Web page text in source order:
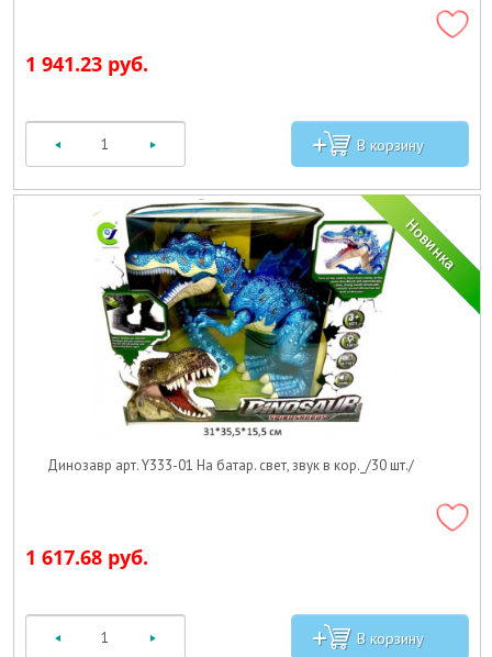
1 941.23 руб.
Динозавр арт. Y333-01 На батар. свет, звук в кор._/30 шт./
1 617.68 руб.